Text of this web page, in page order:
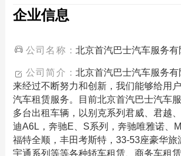
企业信息
公司名称： 北京首汽巴士汽车服务有
公司简介： 北京首汽巴士汽车服务有
来经过不断努力和创新，我们能够给用
汽车租赁服务。目前北京首汽巴士汽车
多台出租车辆，以别克系列君威、君越
迪A6L，奔驰E、S系列，奔驰唯雅诺、
福特全顺，丰田考斯特，33-53座豪华旅
宇通系列等等各种轿车租赁、商务车租赁